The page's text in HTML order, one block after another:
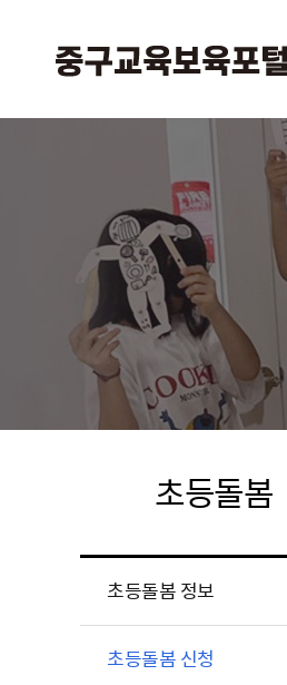
초등돌봄
초등돌봄 정보
초등돌봄 신청